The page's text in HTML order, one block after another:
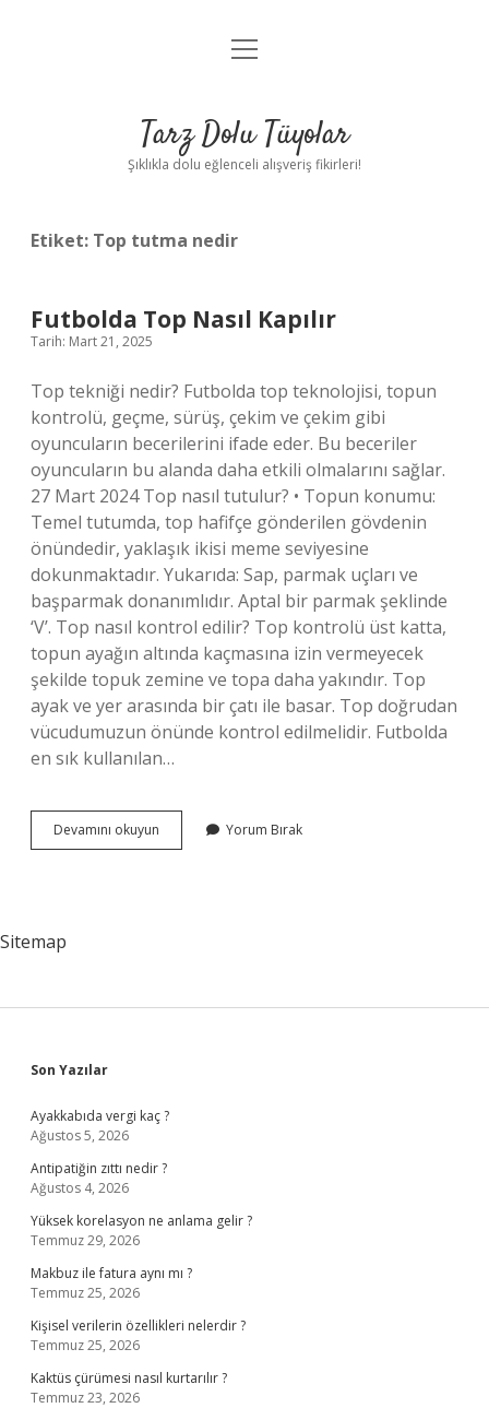
Anasayfa
Yasal Uyarı
menüyü
Tarz Dolu Tüyolar
Şıklıkla dolu eğlenceli alışveriş fikirleri!
Etiket: Top tutma nedir
Futbolda Top Nasıl Kapılır
Tarih: Mart 21, 2025
Top tekniği nedir? Futbolda top teknolojisi, topun
kontrolü, geçme, sürüş, çekim ve çekim gibi
oyuncuların becerilerini ifade eder. Bu beceriler
oyuncuların bu alanda daha etkili olmalarını sağlar.
27 Mart 2024 Top nasıl tutulur? • Topun konumu:
Temel tutumda, top hafifçe gönderilen gövdenin
önündedir, yaklaşık ikisi meme seviyesine
dokunmaktadır. Yukarıda: Sap, parmak uçları ve
başparmak donanımlıdır. Aptal bir parmak şeklinde
‘V’. Top nasıl kontrol edilir? Top kontrolü üst katta,
topun ayağın altında kaçmasına izin vermeyecek
şekilde topuk zemine ve topa daha yakındır. Top
ayak ve yer arasında bir çatı ile basar. Top doğrudan
vücudumuzun önünde kontrol edilmelidir. Futbolda
en sık kullanılan…
Devamını okuyun Futbolda
Top
Yorum Bırak
Sitemap
Sidebar
Son Yazılar
Ayakkabıda vergi kaç ?
Ağustos 5, 2026
Antipatiğin zıttı nedir ?
Ağustos 4, 2026
Yüksek korelasyon ne anlama gelir ?
Temmuz 29, 2026
Makbuz ile fatura aynı mı ?
Temmuz 25, 2026
Kişisel verilerin özellikleri nelerdir ?
Temmuz 25, 2026
Kaktüs çürümesi nasıl kurtarılır ?
Temmuz 23, 2026